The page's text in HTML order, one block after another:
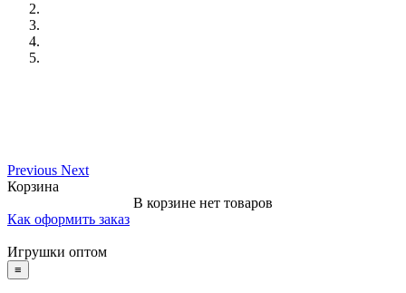
Previous Next
Корзина
В корзине нет товаров
Как оформить заказ
Игрушки оптом
≡